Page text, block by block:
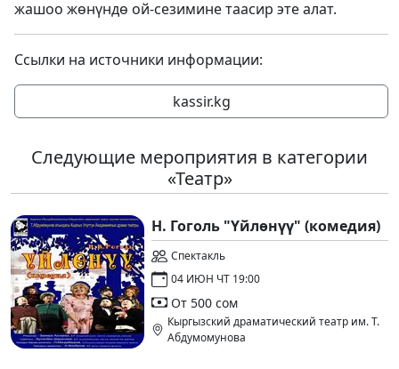
жашоо жөнүндө ой-сезимине таасир эте алат.
Ссылки на источники информации:
kassir.kg
Следующие мероприятия в категории
«Театр»
Н. Гоголь "Үйлөнүү" (комедия)
Спектакль
04 ИЮН ЧТ 19:00
От 500 сом
Кыргызский драматический театр им. Т.
Абдумомунова